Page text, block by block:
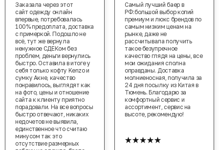
Заказала через этот
сайт одежду онлайн
впервые, потребовалась
100% предоплата, доставка
с примеркой. Подошло не
всё, тут же вернула
ненужное СДЕКом без
проблем, деньги вернулись
быстро. Оставила в итоге у
себя только кофту Kenzo и
сумку Акне, качество
понравилось, выглядят как
на фото, цены и отношение
сайта к клиенту приятно
порадовали. На все вопросы
быстро отвечают, никаких
недочетов не выявила,
единственное что считаю
минусом так это
отсутствие размерных
Самый лучший баер в
РФ:большой выбор копий
премиум и люкс брендов по
самым низким ценам на
рынке, даже не
рассчитывала получить
такое безупречное
качество глядя на цены, все
мои ожидания сполна
оправданы. Доставка
молниеносная, получила за
24 дня посылку из Китая в
Тюмень. Благодарю за
комфортный сервис и
ассортимент, сервис на
высоте, рекомендую!
★★★★★